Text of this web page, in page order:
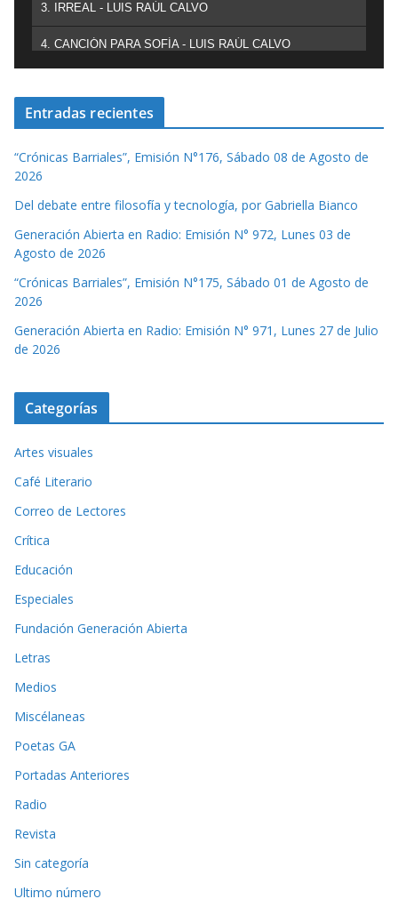
3. IRREAL - LUIS RAÚL CALVO
4. CANCIÓN PARA SOFÍA - LUIS RAÚL CALVO
Entradas recientes
“Crónicas Barriales”, Emisión N°176, Sábado 08 de Agosto de
2026
Del debate entre filosofía y tecnología, por Gabriella Bianco
Generación Abierta en Radio: Emisión N° 972, Lunes 03 de
Agosto de 2026
“Crónicas Barriales”, Emisión N°175, Sábado 01 de Agosto de
2026
Generación Abierta en Radio: Emisión N° 971, Lunes 27 de Julio
de 2026
Categorías
Artes visuales
Café Literario
Correo de Lectores
Crítica
Educación
Especiales
Fundación Generación Abierta
Letras
Medios
Miscélaneas
Poetas GA
Portadas Anteriores
Radio
Revista
Sin categoría
Ultimo número